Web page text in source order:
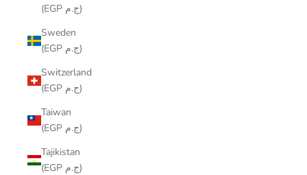
(EGP ج.م)
Sweden
(EGP ج.م)
Switzerland
(EGP ج.م)
Taiwan
(EGP ج.م)
Tajikistan
(EGP ج.م)